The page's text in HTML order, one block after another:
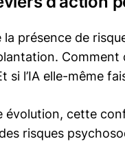
présence de
l’IA elle-même
évolution, cette
risques